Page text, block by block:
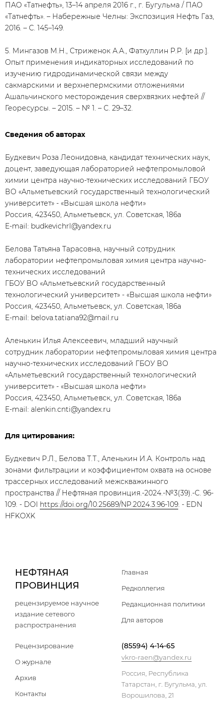
ПАО «Татнефть», 13–14 апреля 2016 г., г. Бугульма / ПАО
«Татнефть». – Набережные Челны: Экспозиция Нефть Газ,
2016. – С. 145–149.
5. Мингазов М.Н., Стриженок А.А., Фатхуллин Р.Р. [и др.].
Опыт применения индикаторных исследований по
изучению гидродинамической связи между
сакмарскими и верхнепермскими отложениями
Ашальчинского месторождения сверхвязких нефтей //
Георесурсы. – 2015. – № 1. – С. 29–32.
Сведения об авторах
Будкевич Роза Леонидовна, кандидат технических наук,
доцент, заведующая лабораторией нефтепромыловой
химии центра научно-технических исследований ГБОУ
ВО «Альметьевский государственный технологический
университет» - «Высшая школа нефти»
Россия, 423450, Альметьевск, ул. Советская, 186а
E-mail: budkevichrl@yandex.ru
Белова Татьяна Тарасовна, научный сотрудник
лаборатории нефтепромыловая химия центра научно-
технических исследований
ГБОУ ВО «Альметьевский государственный
технологический университет» - «Высшая школа нефти»
Россия, 423450, Альметьевск, ул. Советская, 186а
E-mail: belova.tatiana92@mail.ru
Аленькин Илья Алексеевич, младший научный
сотрудник лаборатории нефтепромыловая химия центра
научно-технических исследований ГБОУ ВО
«Альметьевский государственный технологический
университет» - «Высшая школа нефти»
Россия, 423450, Альметьевск, ул. Советская, 186а
E-mail: alenkin.cnti@yandex.ru
Для цитирования:
Будкевич Р.Л., Белова Т.Т., Аленькин И.А. Контроль над
зонами фильтрации и коэффициентом охвата на основе
трассерных исследований межскважинного
пространства // Нефтяная провинция.-2024.-№3(39).-С. 96-
109. - DOI https://doi.org/10.25689/NP.2024.3.96-109. - EDN
HFKOXK
НЕФТЯНАЯ
ПРОВИНЦИЯ
рецензируемое научное
издание сетевого
распространения
Главная
Редколлегия
Редакционная политики
Для авторов
Рецензирование
О журнале
Архив
Контакты
(85594) 4-14-65
vkro-raen@yandex.ru
Россия, Республика
Татарстан, г. Бугульма, ул.
Ворошилова, 21